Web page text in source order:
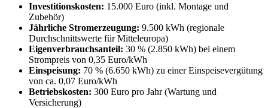
Investitionskosten: 15.000 Euro (inkl. Montage und
Zubehör)
Jährliche Stromerzeugung: 9.500 kWh (regionale
Durchschnittswerte für Mitteleuropa)
Eigenverbrauchsanteil: 30 % (2.850 kWh) bei einem
Strompreis von 0,35 Euro/kWh
Einspeisung: 70 % (6.650 kWh) zu einer Einspeisevergütung
von ca. 0,07 Euro/kWh
Betriebskosten: 300 Euro pro Jahr (Wartung und
Versicherung)